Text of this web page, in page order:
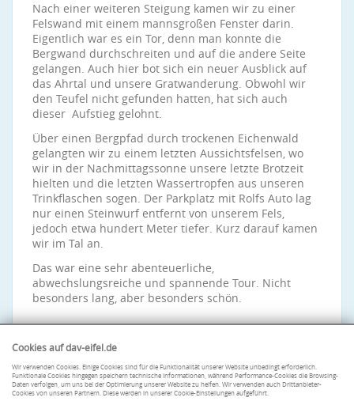
Nach einer weiteren Steigung kamen wir zu einer
Felswand mit einem mannsgroßen Fenster darin.
Eigentlich war es ein Tor, denn man konnte die
Bergwand durchschreiten und auf die andere Seite
gelangen. Auch hier bot sich ein neuer Ausblick auf
das Ahrtal und unsere Gratwanderung. Obwohl wir
den Teufel nicht gefunden hatten, hat sich auch
dieser Aufstieg gelohnt.
Über einen Bergpfad durch trockenen Eichenwald
gelangten wir zu einem letzten Aussichtsfelsen, wo
wir in der Nachmittagssonne unsere letzte Brotzeit
hielten und die letzten Wassertropfen aus unseren
Trinkflaschen sogen. Der Parkplatz mit Rolfs Auto lag
nur einen Steinwurf entfernt von unserem Fels,
jedoch etwa hundert Meter tiefer. Kurz darauf kamen
wir im Tal an.
Das war eine sehr abenteuerliche,
abwechslungsreiche und spannende Tour. Nicht
besonders lang, aber besonders schön.
Cookies auf dav-eifel.de
Wir verwenden Cookies. Einige Cookies sind für die Funktionalität unserer Website unbedingt erforderlich.
Funktionale Cookies hingegen speichern technische Informationen, während Performance-Cookies die Browsing-
Daten verfolgen, um uns bei der Optimierung unserer Website zu helfen. Wir verwenden auch Drittanbieter-
Cookies von unseren Partnern. Diese werden in unserer Cookie-Einstellungen aufgeführt.